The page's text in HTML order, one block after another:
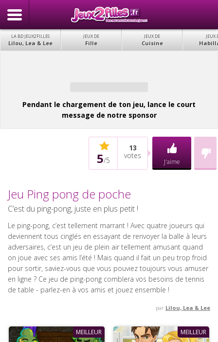
LA BD JEUX2FILLES
Lilou, Lea & Lee
JEUX DE
Fille
JEUX DE
Cuisine
JEUX
Pendant le chargement de ton jeu, lance le court
message de notre sponsor
5/5
13
votes
J'aime
Jeu Ping pong de poche
C’est du ping-pong, juste en plus petit !
Le ping-pong, c’est tellement marrant ! Avec quatre joueurs qui
deviennent tous cinglés en essayant de renvoyer la balle à leurs
adversaires, c’est un jeu de plein air tellement amusant quand
on joue avec ses amis l’été ! Mais quand il fait un peu trop froid
pour sortir, saviez-vous que vous pouviez toujours vous amuser
en ligne ? Ce jeu de ping-pong comblera vos besoins de tennis
de table - parlez-en à vos amis et jouez ensemble !
par Lilou, Lea & Lee
MEILLEUR MEILLEUR